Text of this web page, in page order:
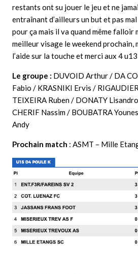
restants ont su jouer le jeu et ne
entraînant d’ailleurs un but et pas
pour ça mais il va quand même falloir
meilleur visage le weekend prochain,
l’aide sur la touche et merci aux 4
Le groupe : DUVOID Arthur / DA
Fabio / KRASNIKI Ervis /
TEIXEIRA Ruben / DONATY
CHERIF Nassim / BOUBATRA
Andy
Prochain match : ASMT – Mille